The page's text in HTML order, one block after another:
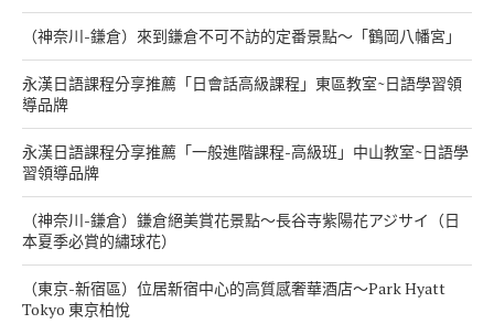
（神奈川-鎌倉）來到鎌倉不可不訪的定番景點～「鶴岡八幡宮」
永漢日語課程分享推薦「日會話高級課程」東區教室~日語學習領
導品牌
永漢日語課程分享推薦「一般進階課程-高級班」中山教室~日語學
習領導品牌
（神奈川-鎌倉）鎌倉絕美賞花景點～長谷寺紫陽花アジサイ（日
本夏季必賞的繡球花）
（東京-新宿區）位居新宿中心的高質感奢華酒店～Park Hyatt
Tokyo 東京柏悅